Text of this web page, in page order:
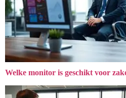
Welke monitor is geschikt voor